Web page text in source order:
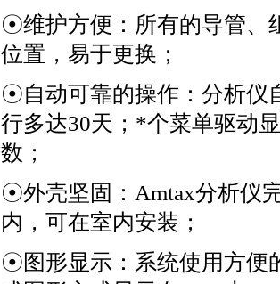
☉维护方便：所有的导管、
位置，易于更换；
☉自动可靠的操作：分析仪
行多达30天； *个菜单驱动
数；
☉外壳坚固：Amtax分析仪
内，可在室内安装；
☉图形显示：系统使用方便